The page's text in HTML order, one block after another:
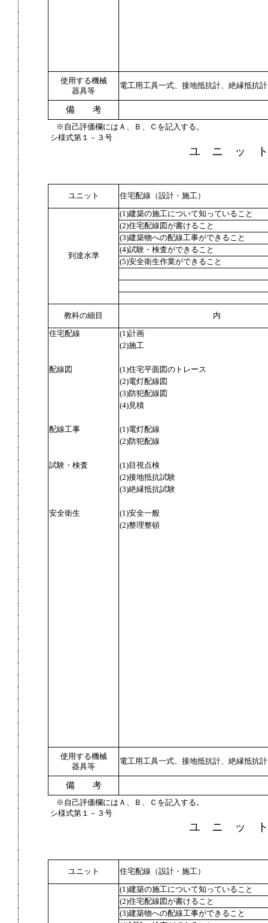
使用する機械
器具等
電工用工具一式、接地抵抗計、絶縁抵抗計
備 考
※自己評価欄にはＡ、Ｂ、Ｃを記入する。
シ様式第１－３号
ユ ニ ッ
ユニット 住宅配線（設計・施工）
到達水準
(1)建築の施工について知っていること
(2)住宅配線図が書けること
(3)建築物への配線工事ができること
(4)試験・検査ができること
(5)安全衛生作業ができること
教科の細目 内
住宅配線
(1)計画
(2)施工
配線図
(1)住宅平面図のトレース
(2)電灯配線図
(3)防犯配線図
(4)見積
配線工事
(1)電灯配線
(2)防犯配線
試験・検査
(1)目視点検
(2)接地抵抗試験
(3)絶縁抵抗試験
安全衛生
(1)安全一般
(2)整理整頓
使用する機械
器具等
電工用工具一式、接地抵抗計、絶縁抵抗計
備 考
※自己評価欄にはＡ、Ｂ、Ｃを記入する。
シ様式第１－３号
ユ ニ ッ
ユニット 住宅配線（設計・施工）
(1)建築の施工について知っていること
(2)住宅配線図が書けること
(3)建築物への配線工事ができること